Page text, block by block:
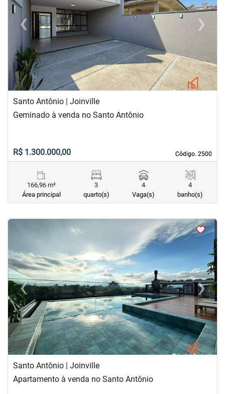
‹Previous ›Next
Santo Antônio | Joinville
Código. 2500
Código. 2500
Geminado à venda no Santo Antônio
R$ 1.300.000,00
166,96 m²
Área principal
3
quarto(s)
4
Vaga(s)
4
banho(s)
<
‹Previous ›Next
Santo Antônio | Joinville
Apartamento à venda no Santo Antônio